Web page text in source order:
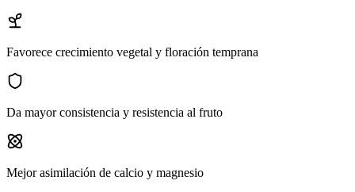
Favorece crecimiento vegetal y floración temprana
Da mayor consistencia y resistencia al fruto
Mejor asimilación de calcio y magnesio